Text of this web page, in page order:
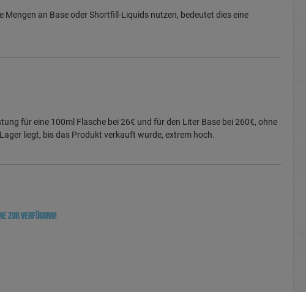
an Base oder Shortfill-Liquids nutzen, bedeutet dies eine
für eine 100ml Flasche bei 26€ und für den Liter Base bei 260€, ohne
liegt, bis das Produkt verkauft wurde, extrem hoch.
zur Verfügung!